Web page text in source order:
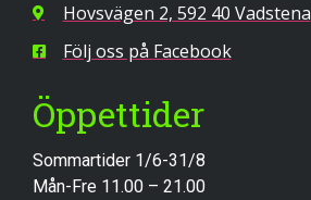
Hovsvägen 2, 592 40 Vadstena
Följ oss på Facebook
Öppettider
Sommartider 1/6-31/8
Mån-Fre 11.00 – 21.00